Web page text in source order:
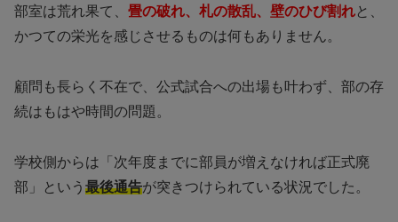
部室は荒れ果て、 畳の破れ、札の散乱、壁のひび割れと、
かつての栄光を感じさせるものは何もありません。
顧問も長らく不在で、公式試合への出場も叶わず、部の存
続はもはや時間の問題。
学校側からは「次年度までに部員が増えなければ正式廃
部」という 最後通告が突きつけられている状況でした。